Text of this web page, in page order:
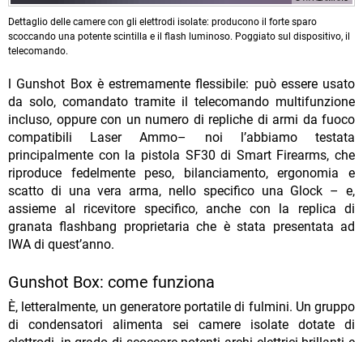
Dettaglio delle camere con gli elettrodi isolate: producono il forte sparo
scoccando una potente scintilla e il flash luminoso. Poggiato sul dispositivo, il
telecomando.
l Gunshot Box è estremamente flessibile: può essere usato
da solo, comandato tramite il telecomando multifunzione
incluso, oppure con un numero di repliche di armi da fuoco
compatibili Laser Ammo– noi l’abbiamo testata
principalmente con la pistola SF30 di Smart Firearms, che
riproduce fedelmente peso, bilanciamento, ergonomia e
scatto di una vera arma, nello specifico una Glock – e,
assieme al ricevitore specifico, anche con la replica di
granata flashbang proprietaria che è stata presentata ad
IWA di quest’anno.
Gunshot Box: come funziona
È, letteralmente, un generatore portatile di fulmini. Un gruppo
di condensatori alimenta sei camere isolate dotate di